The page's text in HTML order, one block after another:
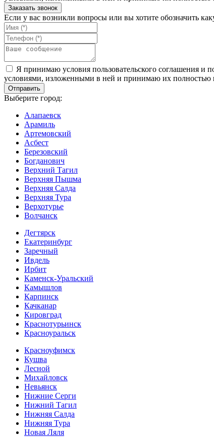
Если у вас возникли вопросы или вы хотите обозначить
Я принимаю условия пользовательского соглашения и
условиями, изложенными в ней и принимаю их полностью
Выберите город:
Алапаевск
Арамиль
Артемовский
Асбест
Березовский
Богданович
Верхний Тагил
Верхняя Пышма
Верхняя Салда
Верхняя Тура
Верхотурье
Волчанск
Дегтярск
Екатеринбург
Заречный
Ивдель
Ирбит
Каменск-Уральский
Камышлов
Карпинск
Качканар
Кировград
Краснотурьинск
Красноуральск
Красноуфимск
Кушва
Лесной
Михайловск
Невьянск
Нижние Серги
Нижний Тагил
Нижняя Салда
Нижняя Тура
Новая Ляля